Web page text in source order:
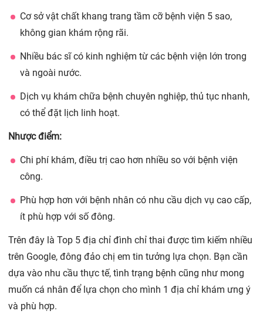
Cơ sở vật chất khang trang tầm cỡ bệnh viện 5 sao,
không gian khám rộng rãi.
Nhiều bác sĩ có kinh nghiệm từ các bệnh viện lớn trong
và ngoài nước.
Dịch vụ khám chữa bệnh chuyên nghiệp, thủ tục nhanh,
có thể đặt lịch linh hoạt.
Nhược điểm:
Chi phí khám, điều trị cao hơn nhiều so với bệnh viện
công.
Phù hợp hơn với bệnh nhân có nhu cầu dịch vụ cao cấp,
ít phù hợp với số đông.
Trên đây là Top 5 địa chỉ đình chỉ thai được tìm kiếm nhiều
trên Google, đông đảo chị em tin tưởng lựa chọn. Bạn cần
dựa vào nhu cầu thực tế, tình trạng bệnh cũng như mong
muốn cá nhân để lựa chọn cho mình 1 địa chỉ khám ưng ý
và phù hợp.